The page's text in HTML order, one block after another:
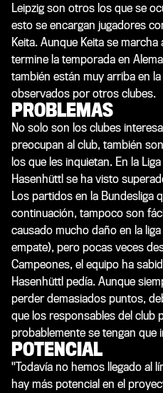
Leipzig son otros los que se
esto se encargan jugadores
Keita. Aunque Keita se
termine la temporada en
también están muy arriba en
observados por otros clubes.
PROBLEMAS
No solo son los clubes
preocupan al club, también
los que les inquietan. En la
Hasenhüttl se ha visto
Los partidos en la Bundesliga
continuación, tampoco son
causado mucho daño en la
empate), pero pocas veces
Campeones, el equipo ha
Hasenhüttl pedía. Aunque
perder demasiados puntos,
que los responsables del club
probablemente se tengan que
POTENCIAL
"Todavía no hemos llegado al
hay más potencial en el